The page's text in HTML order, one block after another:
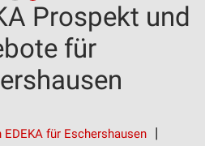
Prospekt und
für
für Eschershausen